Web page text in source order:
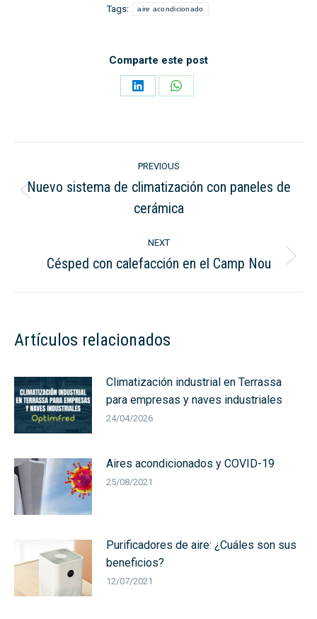
Tags: aire acondicionado
Comparte este post
Share
Share
navigation
PREVIOUS
post:
Nuevo sistema de climatización con paneles de
cerámica
NEXT
Next
Césped con calefacción en el Camp Nou
Artículos relacionados
Climatización industrial en Terrassa
para empresas y naves industriales
24/04/2026
Aires acondicionados y COVID-19
25/08/2021
Purificadores de aire: ¿Cuáles son sus
beneficios?
12/07/2021